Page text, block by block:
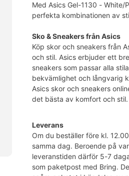
Med Asics Gel-1130 - White/
perfekta kombinationen av
Sko & Sneakers från Asics
Köp skor och sneakers från
och stil. Asics erbjuder ett
sneakers som passar alla
bekvämlighet och långvarig
Asics skor och sneakers
det bästa av komfort och stil.
Leverans
Om du beställer före kl.
samma dag. Beroende på
leveranstiden därför 5-7
som paketpost med Bring.